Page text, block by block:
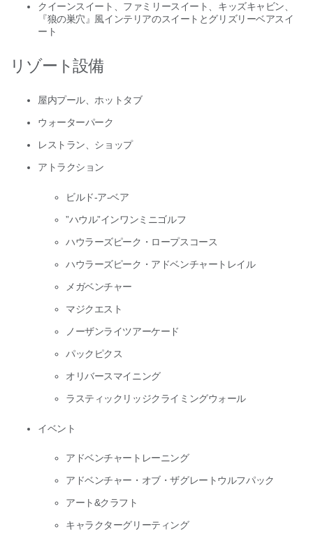
クイーンスイート、ファミリースイート、キッズキャビン、
『狼の巣穴』風インテリアのスイートとグリズリーベアスイ
ート
リゾート設備
屋内プール、ホットタブ
ウォーターパーク
レストラン、ショップ
アトラクション
ビルド-ア-ベア
”ハウル”インワンミニゴルフ
ハウラーズピーク・ロープスコース
ハウラーズピーク・アドベンチャートレイル
メガベンチャー
マジクエスト
ノーザンライツアーケード
パックピクス
オリバースマイニング
ラスティックリッジクライミングウォール
イベント
アドベンチャートレーニング
アドベンチャー・オブ・ザグレートウルフパック
アート&クラフト
キャラクターグリーティング